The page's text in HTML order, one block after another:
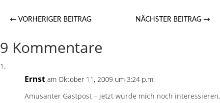
← VORHERIGER BEITRAG NÄCHSTER BEITRAG →
9 Kommentare
Ernst am Oktober 11, 2009 um 3:24 p.m.
Amüsanter Gastpost – jetzt würde mich noch interessieren,